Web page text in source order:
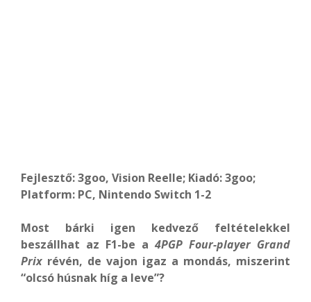
Fejlesztő: 3goo, Vision Reelle; Kiadó: 3goo;
Platform: PC, Nintendo Switch 1-2
Most bárki igen kedvező feltételekkel
beszállhat az F1-be a 4PGP Four-player Grand
Prix révén, de vajon igaz a mondás, miszerint
“olcsó húsnak híg a leve”?